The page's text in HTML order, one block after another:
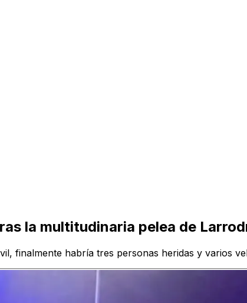
la multitudinaria pelea de
finalmente habría tres personas heridas y varios